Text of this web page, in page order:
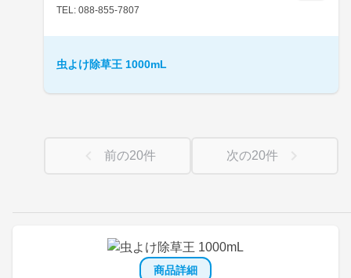
商品詳細
TEL: 088-855-7807
虫よけ除草王 1000mL
前の20件 次の20件